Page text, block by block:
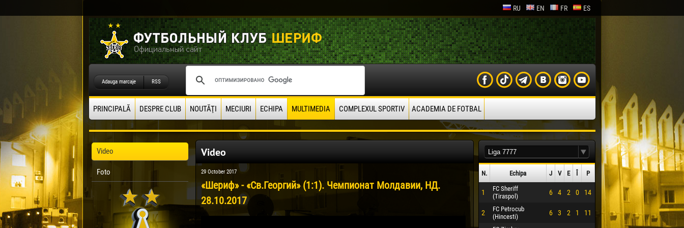
RU EN FR ES
Adauga marcaje RSS
PRINCIPALĂ DESPRE CLUB NOUTĂŢI MECIURI ECHIPA MULTIMEDIA COMPLEXUL SPORTIV ACADEMIA DE FOTBAL
Video
Foto
Video
29 October 2017
«Шериф» - «Св.Георгий» (1:1). Чемпионат Молдавии, НД.
28.10.2017
N. Echipa J V E Î P
1
FC Sheriff
(Tiraspol)
6 4 2 0 14
2
FC Petrocub
(Hincesti)
6 3 2 1 11